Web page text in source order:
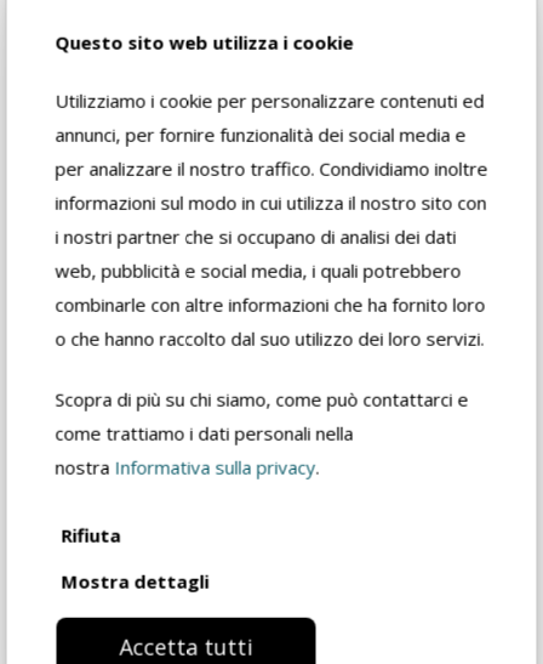
Questo sito web utilizza i cookie
Utilizziamo i cookie per personalizzare contenuti ed
annunci, per fornire funzionalità dei social media e
per analizzare il nostro traffico. Condividiamo inoltre
informazioni sul modo in cui utilizza il nostro sito con
i nostri partner che si occupano di analisi dei dati
web, pubblicità e social media, i quali potrebbero
combinarle con altre informazioni che ha fornito loro
o che hanno raccolto dal suo utilizzo dei loro servizi.
Scopra di più su chi siamo, come può contattarci e
come trattiamo i dati personali nella
nostra Informativa sulla privacy.
Rifiuta
Mostra dettagli
Accetta tutti
Nome(Obbligatorio)
Cognome(Obbligatorio)
Email (Obbligatorio)
Telefono